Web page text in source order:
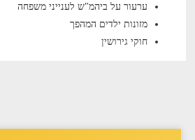
ערעור על ביהמ"ש לענייני משפחה
מזונות ילדים המהפך
חוקי גירושין